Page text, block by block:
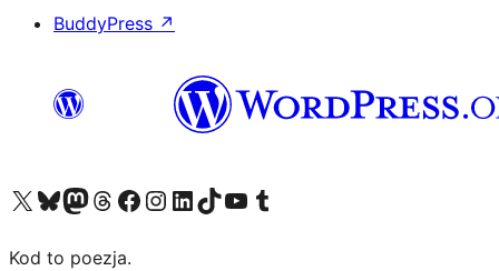
BuddyPress ↗
Odwiedź nasze konto X (dawniej Twitter)
Odwiedź nasze konto Bluesky
Odwiedź nasze konto na Mastodoncie
Odwiedź naszego Threadsa
Odwiedź naszego Facebooka
Odwiedź nasze konto na Instagramie
Odwiedź nasze konto na LinkedIn
Odwiedź naszego TikToka
Odwiedź nasz kanał YouTube
Odwiedź naszego Tumblra
Kod to poezja.